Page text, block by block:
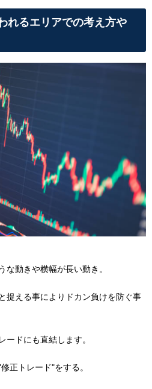
れるエリアでの考え方や
な動きや横幅が長い動き。
捉える事によりドカン負けを防ぐ事
ードにも直結します。
正トレード"をする。